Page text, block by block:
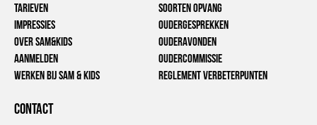
Tarieven
Impressies
Over Sam&Kids
Aanmelden
Werken bij Sam & Kids
Soorten opvang
Oudergesprekken
Ouderavonden
Oudercommissie
Reglement verbeterpunten
CONTACT